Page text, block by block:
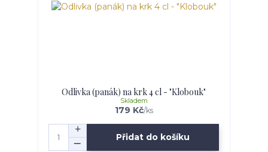
Odlivka (panák) na krk 4 cl - "Klobouk"
179 Kč/ks
Skladem
Přidat do košíku